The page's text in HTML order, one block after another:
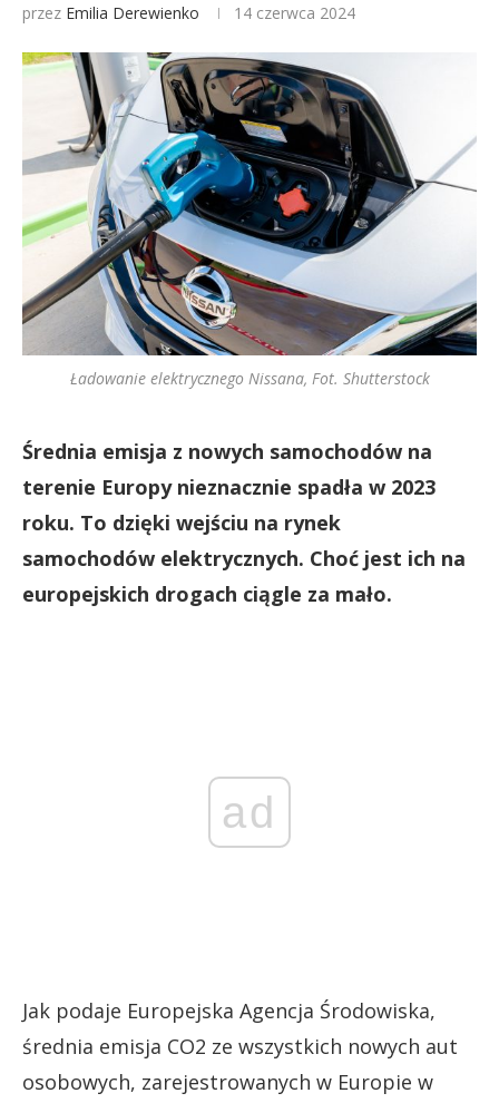
przez Emilia Derewienko 14 czerwca 2024
Ładowanie elektrycznego Nissana, Fot. Shutterstock
Średnia emisja z nowych samochodów na
terenie Europy nieznacznie spadła w 2023
roku. To dzięki wejściu na rynek
samochodów elektrycznych. Choć jest ich na
europejskich drogach ciągle za mało.
ad
Jak podaje Europejska Agencja Środowiska,
średnia emisja CO2 ze wszystkich nowych aut
osobowych, zarejestrowanych w Europie w